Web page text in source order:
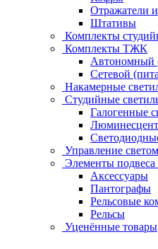
Отражатели
Штативы
Комплекты
Комплекты ТЖК
Автономный
Сетевой
Накамерные
Студийные
Галогенные
Управление светом
Элементы
Аксессуары
Пантографы
Рельсовые
Рельсы
Уценённые товары